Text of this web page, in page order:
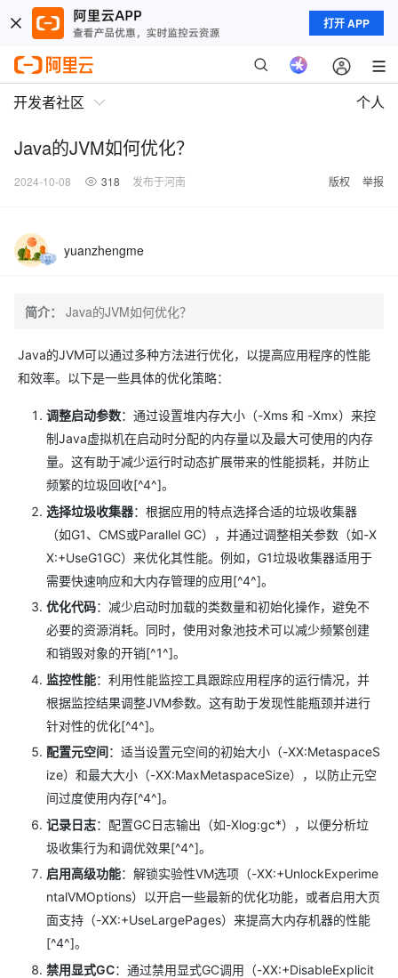
打开 APP
开发者社区 个人
Java的JVM如何优化？
2024-10-08 318 发布于河南 版权 举报
yuanzhengme
简介： Java的JVM如何优化？
Java的JVM可以通过多种方法进行优化，以提高应用程序的性能
和效率。以下是一些具体的优化策略：
调整启动参数：通过设置堆内存大小（-Xms 和 -Xmx）来控
制Java虚拟机在启动时分配的内存量以及最大可使用的内存
量。这有助于减少运行时动态扩展带来的性能损耗，并防止
频繁的垃圾回收[^4^]。
选择垃圾收集器：根据应用的特点选择合适的垃圾收集器
（如G1、CMS或Parallel GC），并通过调整相关参数（如-X
X:+UseG1GC）来优化其性能。例如，G1垃圾收集器适用于
需要快速响应和大内存管理的应用[^4^]。
优化代码：减少启动时加载的类数量和初始化操作，避免不
必要的资源消耗。同时，使用对象池技术可以减少频繁创建
和销毁对象的开销[^1^]。
监控性能：利用性能监控工具跟踪应用程序的运行情况，并
根据监控结果调整JVM参数。这有助于发现性能瓶颈并进行
针对性的优化[^4^]。
配置元空间：适当设置元空间的初始大小（-XX:MetaspaceS
ize）和最大大小（-XX:MaxMetaspaceSize），以防止元空
间过度使用内存[^4^]。
记录日志：配置GC日志输出（如-Xlog:gc*），以便分析垃
圾收集行为和调优效果[^4^]。
启用高级功能：解锁实验性VM选项（-XX:+UnlockExperime
ntalVMOptions）以开启一些最新的优化功能，或者启用大页
面支持（-XX:+UseLargePages）来提高大内存机器的性能
[^4^]。
禁用显式GC：通过禁用显式GC调用（-XX:+DisableExplicit